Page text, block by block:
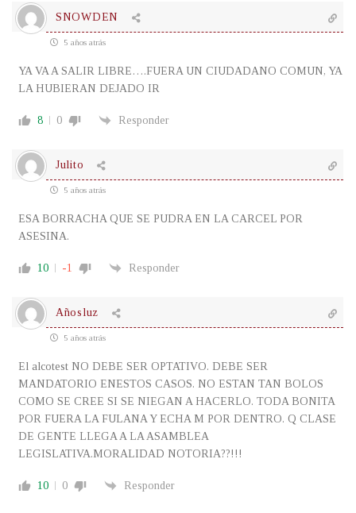
SNOWDEN
5 años atrás
YA VA A SALIR LIBRE….FUERA UN CIUDADANO COMUN, YA
LA HUBIERAN DEJADO IR
8 0 Responder
Julito
5 años atrás
ESA BORRACHA QUE SE PUDRA EN LA CARCEL POR
ASESINA.
10 -1 Responder
Añosluz
5 años atrás
El alcotest NO DEBE SER OPTATIVO. DEBE SER
MANDATORIO ENESTOS CASOS. NO ESTAN TAN BOLOS
COMO SE CREE SI SE NIEGAN A HACERLO. TODA BONITA
POR FUERA LA FULANA Y ECHA M POR DENTRO. Q CLASE
DE GENTE LLEGA A LA ASAMBLEA
LEGISLATIVA.MORALIDAD NOTORIA??!!!
10 0 Responder